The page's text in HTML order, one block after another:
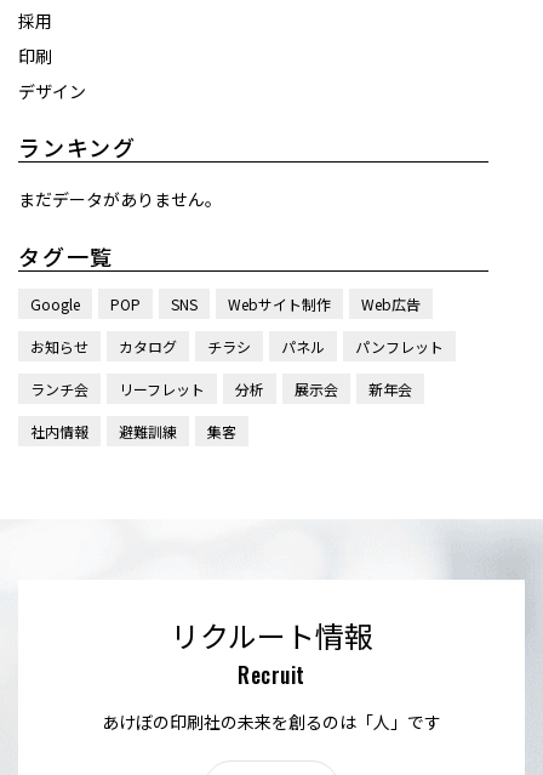
採用
印刷
デザイン
ランキング
まだデータがありません。
タグ一覧
Google POP SNS Webサイト制作 Web広告
お知らせ カタログ チラシ パネル パンフレット
ランチ会 リーフレット 分析 展示会 新年会
社内情報 避難訓練 集客
リクルート情報
Recruit
あけぼの印刷社の未来を創るのは「人」です